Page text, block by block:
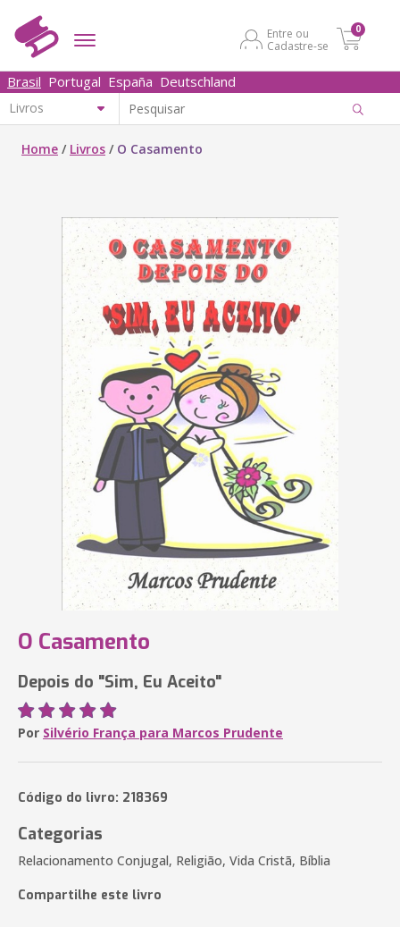
Entre ou
Cadastre-se
0
Brasil Portugal España Deutschland
Home / Livros / O Casamento
O Casamento
Depois do "Sim, Eu Aceito"
Por Silvério França para Marcos Prudente
Código do livro: 218369
Categorias
Relacionamento Conjugal, Religião, Vida Cristã, Bíblia
Compartilhe este livro